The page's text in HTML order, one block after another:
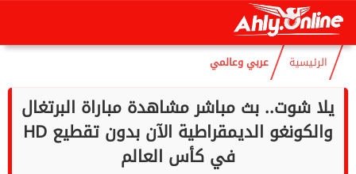
الأحد
الرئيسية عربي وعالمي
يلا شوت.. بث مباشر مشاهدة مباراة البرتغال
والكونغو الديمقراطية الآن بدون تقطيع HD
في كأس العالم